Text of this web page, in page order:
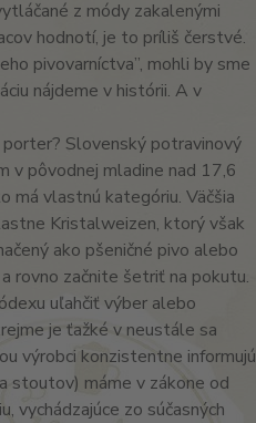
z módy zakalenými
hodnotí, je to príliš čerstvé.
pivovarníctva”, mohli by sme
nájdeme v histórii. A v
Slovenský potravinový
v pôvodnej mladine nad 17,6
má vlastnú kategóriu. Väčšia
Kristalweizen, ktorý však
ako pšeničné pivo alebo
rovno začnite šetriť na pokutu.
uľahčiť výber alebo
je ťažké v neustále sa
výrobci konzistentne informujú
stoutov) máme v zákone od
vychádzajúce zo súčasných